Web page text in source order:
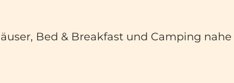
Bed & Breakfast und Camping